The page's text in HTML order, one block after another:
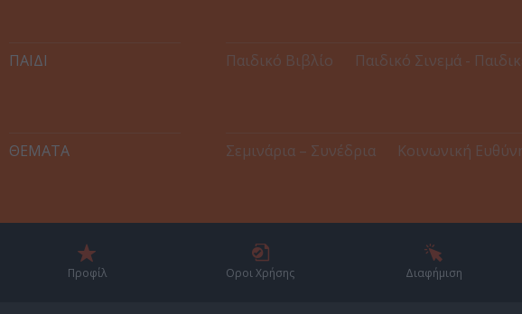
ΠΑΙΔΙ Παιδικό Βιβλίο Παιδικό Σινεμά -
ΘΕΜΑΤΑ Σεμινάρια – Συνέδρια Κοινωνική
Προφίλ Οροι Χρήσης Διαφήμιση